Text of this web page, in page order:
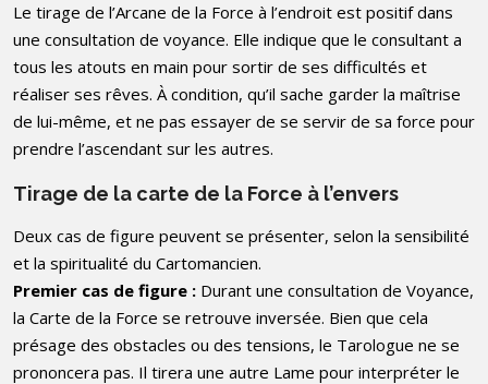
Le tirage de l’Arcane de la Force à l’endroit est positif dans
une consultation de voyance. Elle indique que le consultant a
tous les atouts en main pour sortir de ses difficultés et
réaliser ses rêves. À condition, qu’il sache garder la maîtrise
de lui-même, et ne pas essayer de se servir de sa force pour
prendre l’ascendant sur les autres.
Tirage de la carte de la Force à l’envers
Deux cas de figure peuvent se présenter, selon la sensibilité
et la spiritualité du Cartomancien.
Premier cas de figure : Durant une consultation de Voyance,
la Carte de la Force se retrouve inversée. Bien que cela
présage des obstacles ou des tensions, le Tarologue ne se
prononcera pas. Il tirera une autre Lame pour interpréter le